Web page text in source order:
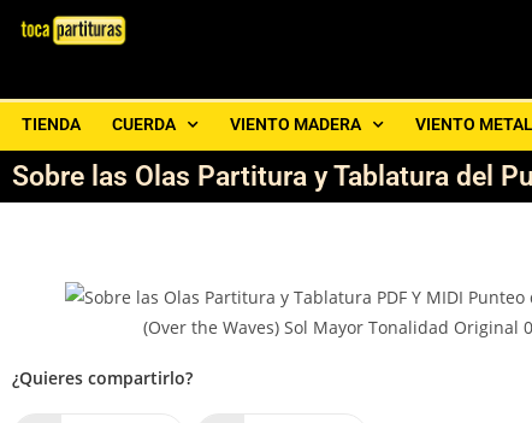
TIENDA CUERDA VIENTO MADERA VIENTO METAL
Sobre las Olas Partitura y Tablatura del
¿Quieres compartirlo?